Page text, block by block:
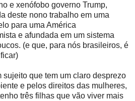
e xenófobo governo Trump,
deste nono trabalho em uma
para uma América
e afundada em um sistema
(e que, para nós brasileiros, é
sujeito que tem um claro desprezo
e pelos direitos das mulheres,
três filhas que vão viver mais